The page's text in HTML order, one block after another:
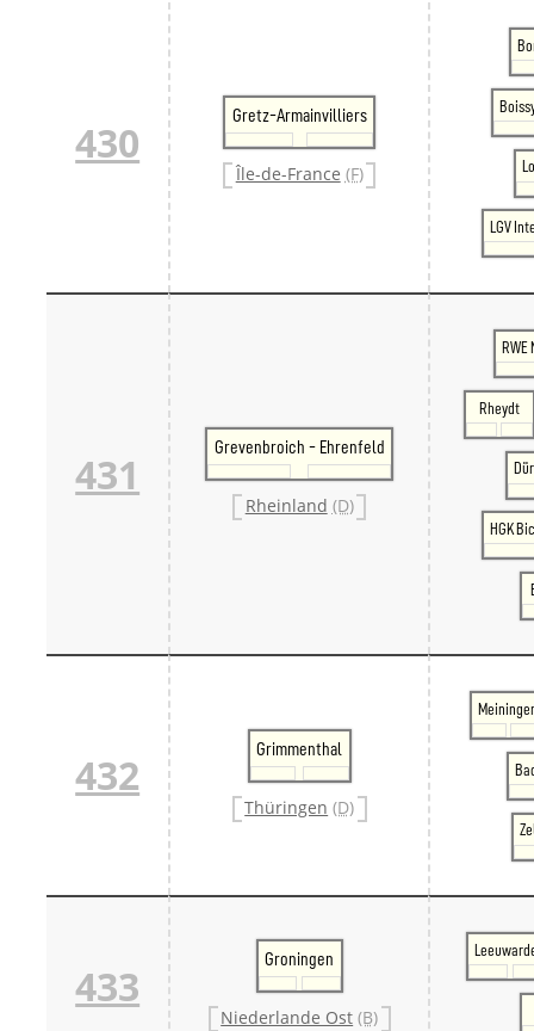
430
Gretz-Armainvilliers
Île-de-France (F)
LGV
431
Grevenbroich - Ehrenfeld
Rheinland (D)
Rheydt
HGK
432
Grimmenthal
Thüringen (D)
433
Groningen
Niederlande Ost (B)